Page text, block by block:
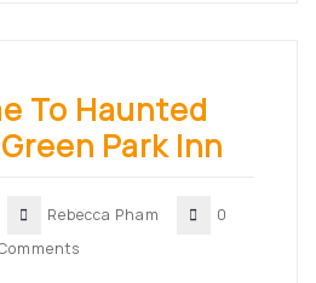
To Haunted
Park Inn
Rebecca Pham
0